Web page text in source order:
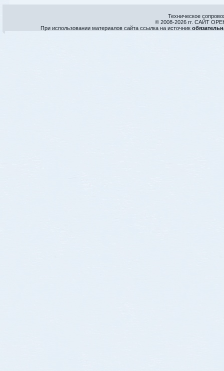
Техническое
© 2008-2026 гг. САЙТ
При использовании материалов сайта ссылка на источник